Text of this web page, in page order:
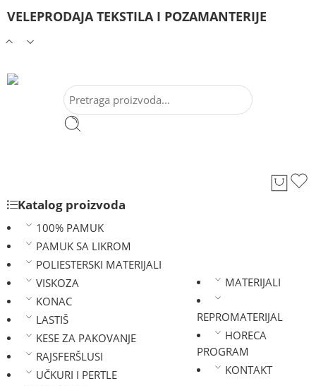
VELEPRODAJA TEKSTILA I POZAMANTERIJE
Katalog proizvoda
100% PAMUK
PAMUK SA LIKROM
POLIESTERSKI MATERIJALI
VISKOZA
KONAC
LASTIŠ
KESE ZA PAKOVANJE
RAJSFERŠLUSI
UČKURI I PERTLE
MATERIJALI
REPROMATERIJAL
HORECA
PROGRAM
KONTAKT